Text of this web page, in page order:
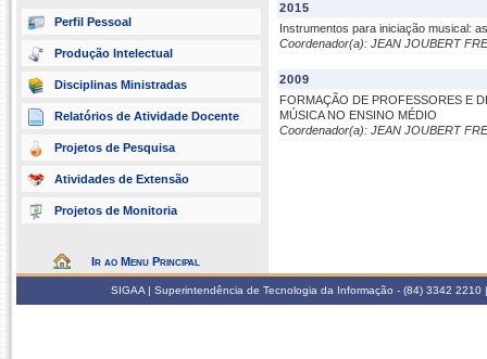
Perfil Pessoal
Produção Intelectual
Disciplinas Ministradas
Relatórios de Atividade Docente
Projetos de Pesquisa
Atividades de Extensão
Projetos de Monitoria
Ir ao Menu Principal
2015
Instrumentos para iniciação musical:
Coordenador(a): JEAN JOUBERT
2009
FORMAÇÃO DE PROFESSORES E
MÚSICA NO ENSINO MÉDIO
Coordenador(a): JEAN JOUBERT
SIGAA | Superintendência de Tecnologia da Informação - (84) 3342